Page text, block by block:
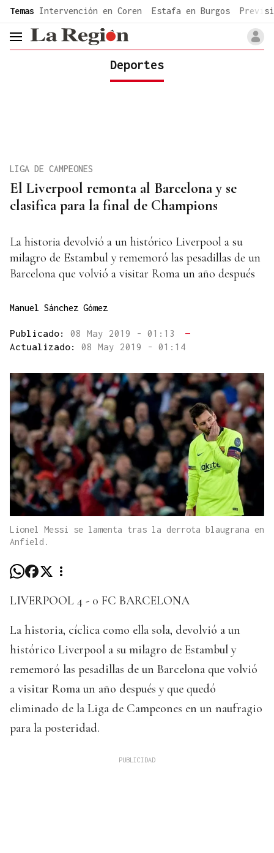
common.go-to-content
Temas Intervención en Coren Estafa en Burgos
header.menu.open
Deportes
El Liverpool remonta al Barcelona y se
clasifica para la final de Champions
LIGA DE CAMPEONES
La historia devolvió a un histórico Liverpool a su
milagro de Estambul y rememoró las pesadillas de un
Barcelona que volvió a visitar Roma un año después
Manuel Sánchez Gómez
Publicado: 08 May 2019 - 01:13
—
Actualizado: 08 May 2019 - 01:14
Lionel Messi se lamenta tras la derrota blaugrana en
Anfield.
LIVERPOOL 4 - 0 FC BARCELONA
La historia, cíclica como ella sola, devolvió a un
histórico Liverpool a su milagro de Estambul y
rememoró las pesadillas de un Barcelona que volvió
a visitar Roma un año después y que quedó
eliminado de la Liga de Campeones en un naufragio
para la posteridad.